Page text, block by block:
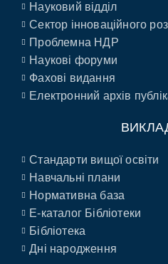
Науковий відділ
Сектор інноваційного
Проблемна НДР
Наукові форуми
Фахові видання
Електронний архів
Стандарти вищої освіти
Навчальні плани
Нормативна база
E-каталог Бібліотеки
Бібліотека
Дні народження